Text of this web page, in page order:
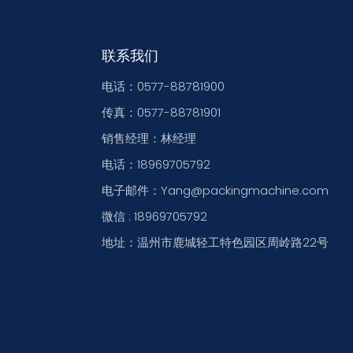
联系我们
电话：0577-88781900
传真：0577-88781901
销售经理：林经理
电话：18969705792
电子邮件：Yang@packingmachine.com
微信 : 18969705792
地址：温州市鹿城轻工特色园区周岭路22号